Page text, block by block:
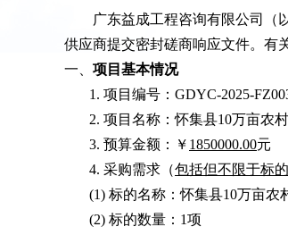
广东益成工程咨询有限公司（
供应商提交密封磋商响应文件。有
一、 项目基本情况
1. 项目编号：GDYC-2025-
2. 项目名称：怀集县10万亩农
3. 预算金额：￥ 1850000.00元
4. 采购需求（包括但不限于标
(1) 标的名称：怀集县10万亩农
(2) 标的数量：1项